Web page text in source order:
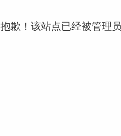
抱歉！该站点已经被管理